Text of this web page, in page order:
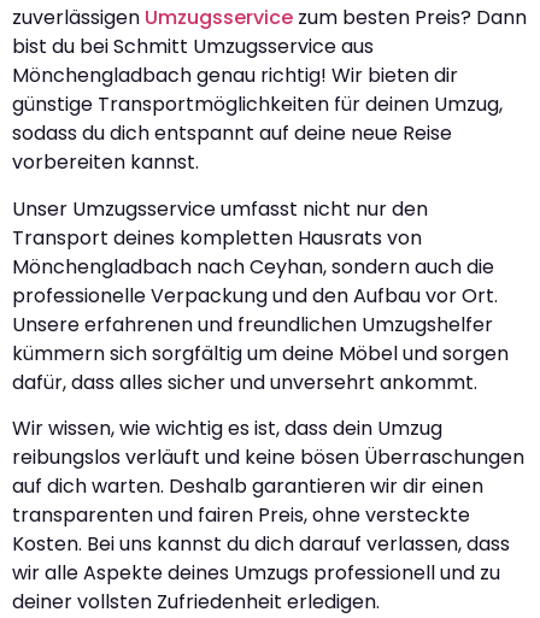
zuverlässigen Umzugsservice zum besten Preis? Dann
bist du bei Schmitt Umzugsservice aus
Mönchengladbach genau richtig! Wir bieten dir
günstige Transportmöglichkeiten für deinen Umzug,
sodass du dich entspannt auf deine neue Reise
vorbereiten kannst.
Unser Umzugsservice umfasst nicht nur den
Transport deines kompletten Hausrats von
Mönchengladbach nach Ceyhan, sondern auch die
professionelle Verpackung und den Aufbau vor Ort.
Unsere erfahrenen und freundlichen Umzugshelfer
kümmern sich sorgfältig um deine Möbel und sorgen
dafür, dass alles sicher und unversehrt ankommt.
Wir wissen, wie wichtig es ist, dass dein Umzug
reibungslos verläuft und keine bösen Überraschungen
auf dich warten. Deshalb garantieren wir dir einen
transparenten und fairen Preis, ohne versteckte
Kosten. Bei uns kannst du dich darauf verlassen, dass
wir alle Aspekte deines Umzugs professionell und zu
deiner vollsten Zufriedenheit erledigen.